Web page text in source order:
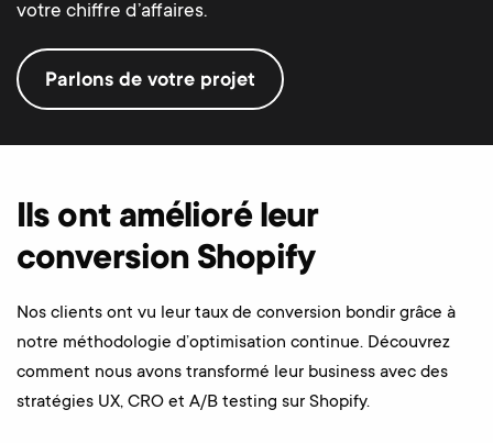
votre chiffre d’affaires.
Parlons de votre projet
Ils ont amélioré leur
conversion Shopify
Nos clients ont vu leur taux de conversion bondir grâce à
notre méthodologie d’optimisation continue. Découvrez
comment nous avons transformé leur business avec des
stratégies UX, CRO et A/B testing sur Shopify.